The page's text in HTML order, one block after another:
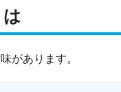
があります。